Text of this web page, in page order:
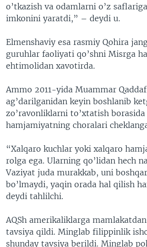
o’tkazish va odamlarni o’z
imkonini yaratdi,” – deydi u.
Elmenshaviy esa rasmiy Qohira
guruhlar faoliyati qo’shni Misrga
ehtimolidan xavotirda.
Ammo 2011-yida Muammar
ag’darilganidan keyin boshlanib
zo’ravonliklarni to’xtatish borasida
hamjamiyatning choralari
“Xalqaro kuchlar yoki xalqaro
rolga ega. Ularning qo’lidan hech
Vaziyat juda murakkab, uni
bo’lmaydi, yaqin orada hal qilish
deydi tahlilchi.
AQSh amerikaliklarga
tavsiya qildi. Minglab filippinlik
shunday tavsiya berildi. Minglab